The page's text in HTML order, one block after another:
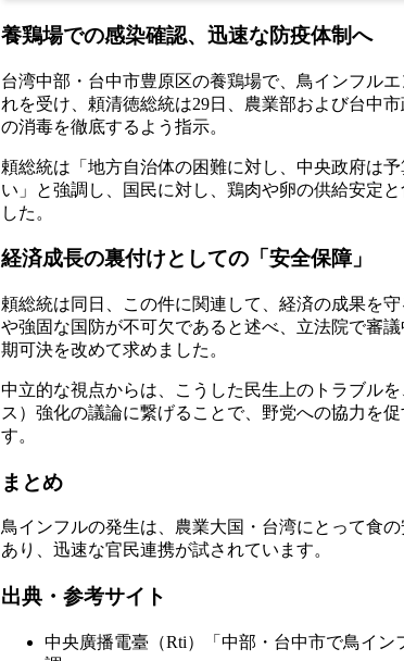
養鶏場での感染確認、迅速な防疫体制へ
台湾中部・台中市豊原区の養鶏場で、鳥インフル
れを受け、頼清徳総統は29日、農業部および台中
の消毒を徹底するよう指示。
頼総統は「地方自治体の困難に対し、中央政府は
い」と強調し、国民に対し、鶏肉や卵の供給安定
した。
経済成長の裏付けとしての「安全保障」
頼総統は同日、この件に関連して、経済の成果を
や強固な国防が不可欠であると述べ、立法院で審
期可決を改めて求めました。
中立的な視点からは、こうした民生上のトラブル
ス）強化の議論に繋げることで、野党への協力を
す。
まとめ
鳥インフルの発生は、農業大国・台湾にとって食
あり、迅速な官民連携が試されています。
出典・参考サイト
中央廣播電臺（Rti）「中部・台中市で鳥イン